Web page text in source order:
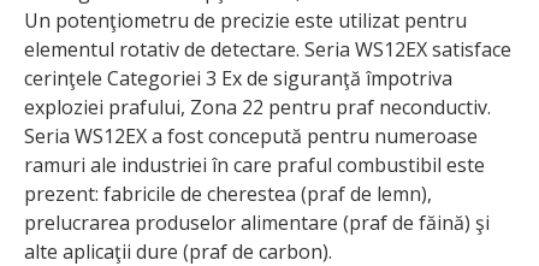
Un potenţiometru de precizie este utilizat pentru
elementul rotativ de detectare. Seria WS12EX satisface
cerinţele Categoriei 3 Ex de siguranţă împotriva
exploziei prafului, Zona 22 pentru praf neconductiv.
Seria WS12EX a fost concepută pentru numeroase
ramuri ale industriei în care praful combustibil este
prezent: fabricile de cherestea (praf de lemn),
prelucrarea produselor alimentare (praf de făină) şi
alte aplicaţii dure (praf de carbon).